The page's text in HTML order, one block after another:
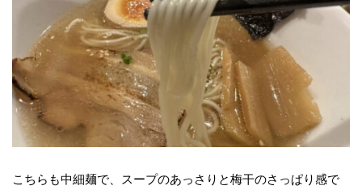
こちらも中細麺で、スープのあっさりと梅干のさっぱり感で